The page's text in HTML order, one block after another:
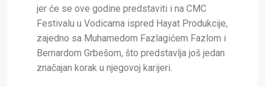
jer će se ove godine predstaviti i na CMC
Festivalu u Vodicama ispred Hayat Produkcije,
zajedno sa Muhamedom Fazlagićem Fazlom i
Bernardom Grbešom, što predstavlja još jedan
značajan korak u njegovoj karijeri.